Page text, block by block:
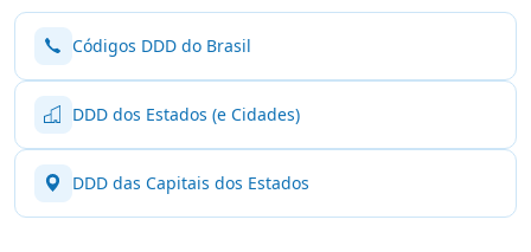
Códigos DDD do Brasil
DDD dos Estados (e Cidades)
DDD das Capitais dos Estados